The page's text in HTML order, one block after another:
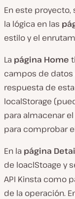
En este
la lógica en las
estilo y el
La página Home
campos de datos
respuesta de
localStorage
para almacenar
para comprobar
En la página
de loaclStoage y
API Kinsta como
de la operación.